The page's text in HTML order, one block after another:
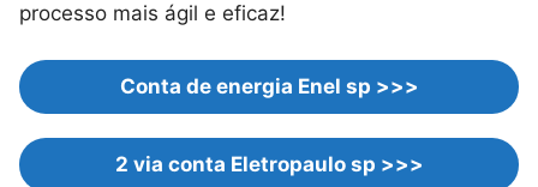
processo mais ágil e eficaz!
Conta de energia Enel sp >>>
2 via conta Eletropaulo sp >>>